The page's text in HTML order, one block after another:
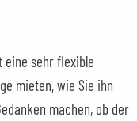
eine sehr flexible
mieten, wie Sie ihn
machen, ob der